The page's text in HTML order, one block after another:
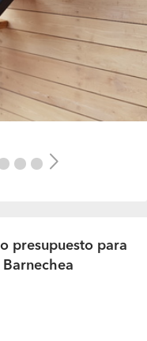
Next
presupuesto para